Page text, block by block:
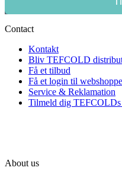
Contact
Kontakt
Bliv TEFCOLD
Få et tilbud
Få et login til
Service & Reklamation
Tilmeld dig TEFCOLDs
About us